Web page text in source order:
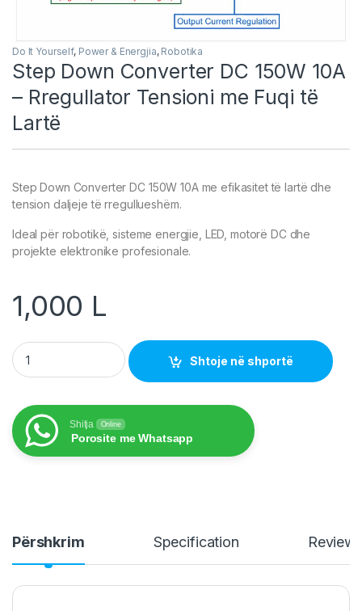
Do It Yourself, Power & Energjia, Robotika
Step Down Converter DC 150W 10A
– Rregullator Tensioni me Fuqi të
Lartë
Step Down Converter DC 150W 10A me efikasitet të lartë dhe
tension daljeje të rregullueshëm.
Ideal për robotikë, sisteme energjie, LED, motorë DC dhe
projekte elektronike profesionale.
1,000 L
Step Down Converter DC 150W 10A – Rregullator Tensioni
Shtoje në shportë
Shitja Online
Porosite me Whatsapp
Përshkrim Specification